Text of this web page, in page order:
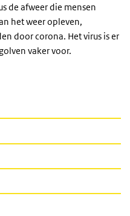
de afweer die mensen
het weer opleven,
door corona. Het virus is er
vaker voor.